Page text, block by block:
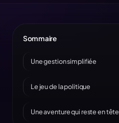
Sommaire
Une gestion simplifiée
Le jeu de la politique
Une aventure qui reste en tête